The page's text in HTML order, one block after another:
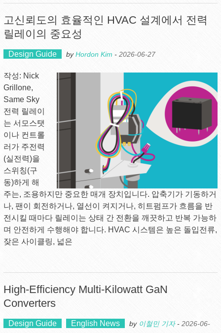
고신뢰도의 효율적인 HVAC 설계에서 전력
릴레이의 중요성
Design Guide byHordon Kim - 2026-06-27
작성: Nick
Grillone,
Same Sky
전력 릴레이
는 서모스탯
이나 컨트롤
러가 주전력
(실전력)을
스위칭(구
동)하게 해
주는, 조용하지만 중요한 매개 장치입니다. 압축기가 기동하거
나, 팬이 회전하거나, 열선이 켜지거나, 히트펌프가 흐름을 반
전시킬 때마다 릴레이는 상태 간 전환을 깨끗하고 반복 가능하
며 안전하게 수행해야 합니다. HVAC 시스템은 높은 돌입전류,
잦은 사이클링, 넓은
High‑efficiency Multi‑kilowatt GaN
Converters
Design Guide English News by 이철민 기자- 2026-06-